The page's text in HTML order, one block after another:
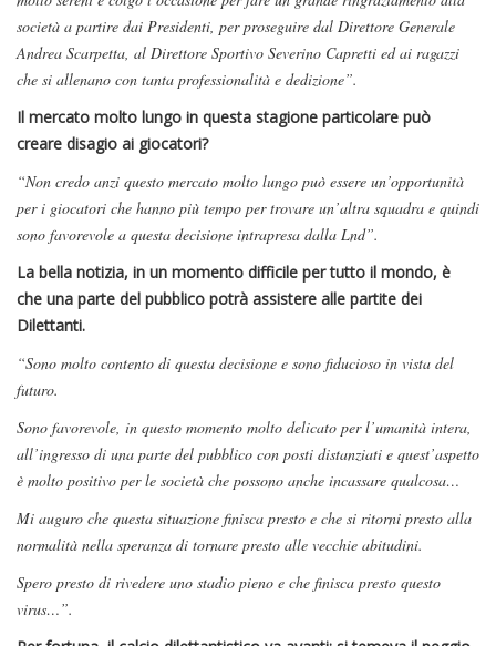
società a partire dai Presidenti, per proseguire dal Direttore Generale
Andrea Scarpetta, al Direttore Sportivo Severino Capretti ed ai ragazzi
che si allenano con tanta professionalità e dedizione”.
Il mercato molto lungo in questa stagione particolare può
creare disagio ai giocatori?
“Non credo anzi questo mercato molto lungo può essere un’opportunità
per i giocatori che hanno più tempo per trovare un’altra squadra e quindi
sono favorevole a questa decisione intrapresa dalla Lnd”.
La bella notizia, in un momento difficile per tutto il mondo, è
che una parte del pubblico potrà assistere alle partite dei
Dilettanti.
“Sono molto contento di questa decisione e sono fiducioso in vista del
futuro.
Sono favorevole, in questo momento molto delicato per l’umanità intera,
all’ingresso di una parte del pubblico con posti distanziati e quest’aspetto
è molto positivo per le società che possono anche incassare qualcosa…
Mi auguro che questa situazione finisca presto e che si ritorni presto alla
normalità nella speranza di tornare presto alle vecchie abitudini.
Spero presto di rivedere uno stadio pieno e che finisca presto questo
virus…”.